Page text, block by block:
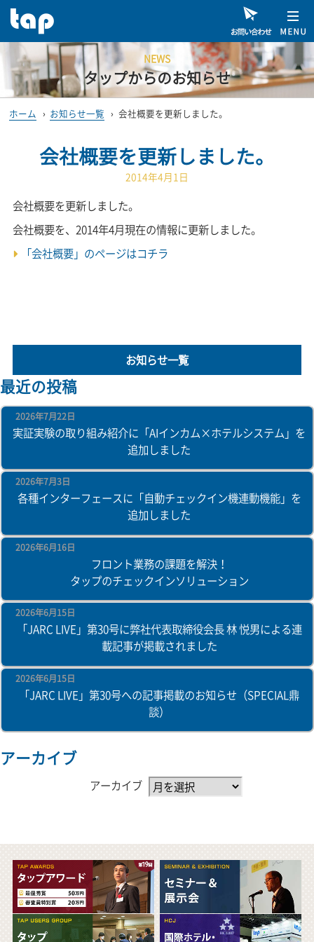
NEWS
タップからのお知らせ
ホーム › お知らせ一覧 › 会社概要を更新しました。
会社概要を更新しました。
2014年4月1日
会社概要を更新しました。
会社概要を、2014年4月現在の情報に更新しました。
「会社概要」のページはコチラ
お知らせ一覧
最近の投稿
実証実験の取り組み紹介に「AIインカム×ホテルシステム」を
追加しました
2026年7月22日
各種インターフェースに「自動チェックイン機連動機能」を
追加しました
2026年7月3日
フロント業務の課題を解決！
タップのチェックインソリューション
2026年6月16日
「JARC LIVE」第30号に弊社代表取締役会長 林 悦男による連
載記事が掲載されました
2026年6月15日
「JARC LIVE」第30号への記事掲載のお知らせ（SPECIAL鼎
談）
2026年6月15日
アーカイブ
アーカイブ